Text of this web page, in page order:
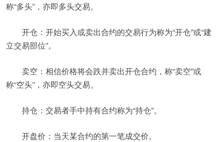
称“多头”，亦即多头交易。
开仓：开始买入或卖出合约的交易行为称为“开仓”或“建
立交易部位”。
卖空：相信价格将会跌并卖出开仓合约，称“卖空”或
称“空头”，亦即空头交易。
持仓：交易者手中持有合约称为“持仓”。
开盘价：当天某合约的第一笔成交价。